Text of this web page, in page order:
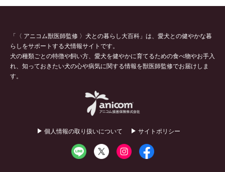
「〈 アニコム獣医師監修 〉犬との暮らし大百科」は、愛犬との健やかな暮
らしをサポートする犬情報サイトです。
犬の種類ごとの特徴や飼い方、愛犬を健やかに育てるための食べ物やお手入
れ、知っておきたい犬の心や病気に関する情報を獣医師監修でお届けしま
す。
個人情報の取り扱いについて サイトポリシー